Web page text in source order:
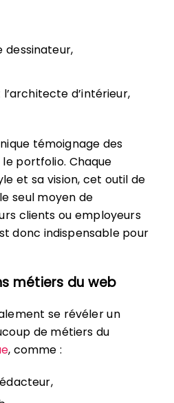
dessinateur,
d’intérieur,
témoignage des
portfolio. Chaque
et sa vision, cet outil de
seul moyen de
clients ou employeurs
donc indispensable pour
métiers du web
se révéler un
de métiers du
, comme :